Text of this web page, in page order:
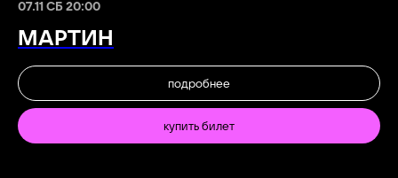
07.11 СБ 20:00
МАРТИН
подробнее
купить билет